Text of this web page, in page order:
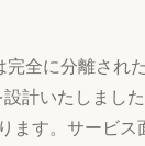
全に分離され
計いたしまし
ます。サービ